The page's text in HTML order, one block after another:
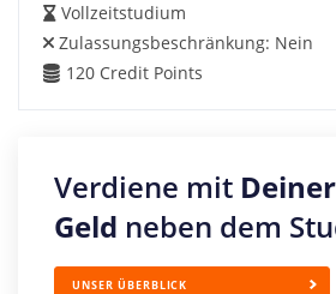
Vollzeitstudium
Zulassungsbeschränkung: Nein
120 Credit Points
Verdiene mit
Geld neben dem
UNSER ÜBERBLICK